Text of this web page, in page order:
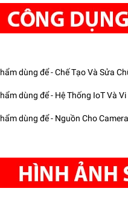
dùng để - Chế Tạo Và Sửa
dùng để - Hệ Thống IoT Và
dùng để - Nguồn Cho